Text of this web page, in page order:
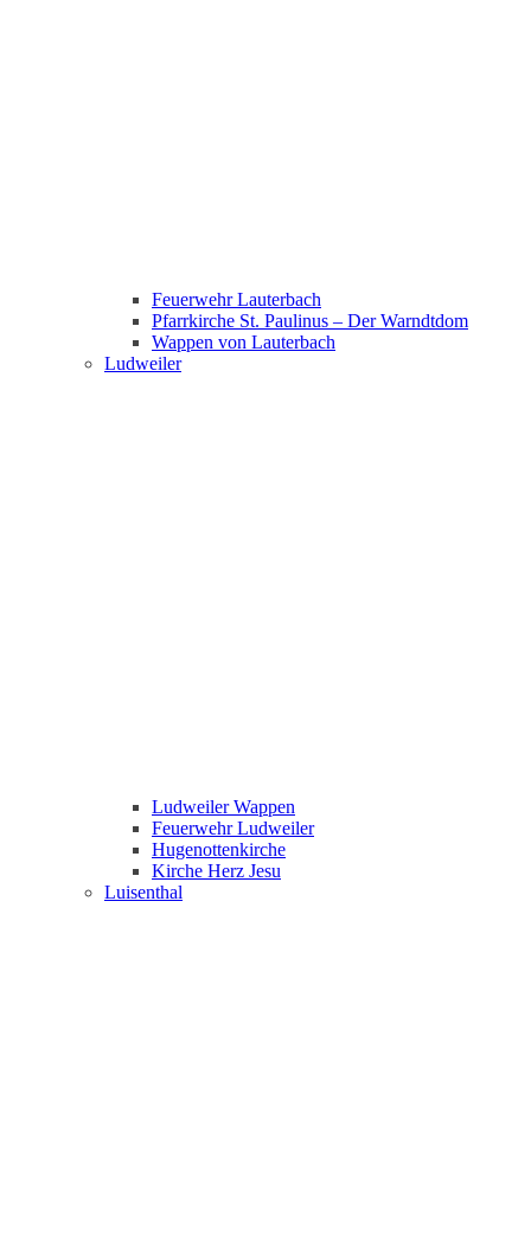
Feuerwehr Lauterbach
Pfarrkirche St. Paulinus – Der Warndtdom
Wappen von Lauterbach
Ludweiler
Ludweiler Wappen
Feuerwehr Ludweiler
Hugenottenkirche
Kirche Herz Jesu
Luisenthal